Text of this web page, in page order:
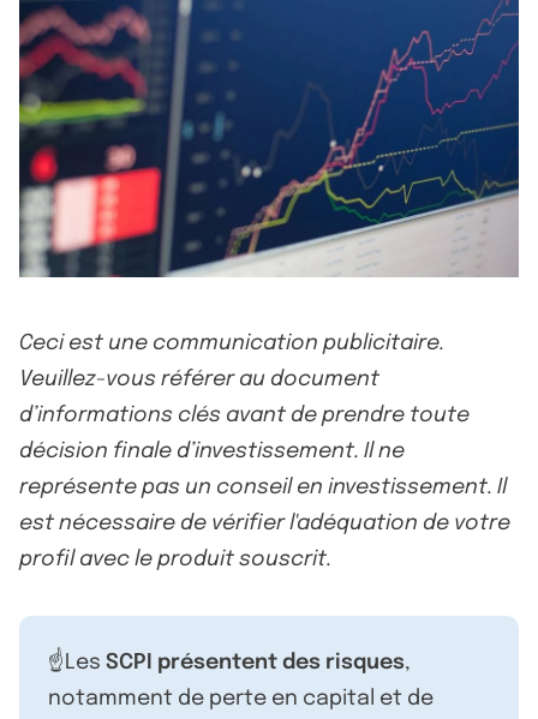
Ceci est une communication publicitaire.
Veuillez-vous référer au document
d’informations clés avant de prendre toute
décision finale d’investissement. Il ne
représente pas un conseil en investissement. Il
est nécessaire de vérifier l'adéquation de votre
profil avec le produit souscrit.
☝️Les SCPI présentent des risques,
notamment de perte en capital et de